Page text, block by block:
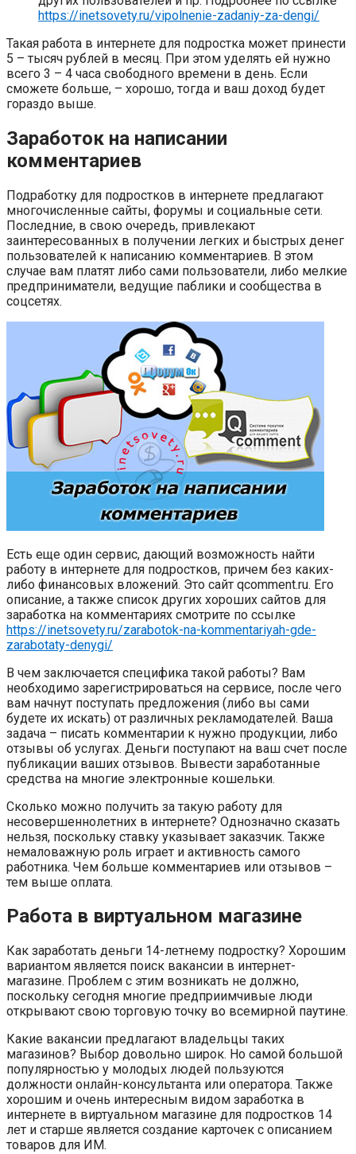
https://inetsovety.ru/vipolnenie-zadaniy-za-dengi/
Такая работа в интернете для подростка может принести
5 – тысяч рублей в месяц. При этом уделять ей нужно
всего 3 – 4 часа свободного времени в день. Если
сможете больше, – хорошо, тогда и ваш доход будет
гораздо выше.
Заработок на написании
комментариев
Подработку для подростков в интернете предлагают
многочисленные сайты, форумы и социальные сети.
Последние, в свою очередь, привлекают
заинтересованных в получении легких и быстрых денег
пользователей к написанию комментариев. В этом
случае вам платят либо сами пользователи, либо мелкие
предприниматели, ведущие паблики и сообщества в
соцсетях.
Есть еще один сервис, дающий возможность найти
работу в интернете для подростков, причем без каких-
либо финансовых вложений. Это сайт qcomment.ru. Его
описание, а также список других хороших сайтов для
заработка на комментариях смотрите по ссылке
https://inetsovety.ru/zarabotok-na-kommentariyah-gde-
zarabotaty-denygi/
В чем заключается специфика такой работы? Вам
необходимо зарегистрироваться на сервисе, после чего
вам начнут поступать предложения (либо вы сами
будете их искать) от различных рекламодателей. Ваша
задача – писать комментарии к нужно продукции, либо
отзывы об услугах. Деньги поступают на ваш счет после
публикации ваших отзывов. Вывести заработанные
средства на многие электронные кошельки.
Сколько можно получить за такую работу для
несовершеннолетних в интернете? Однозначно сказать
нельзя, поскольку ставку указывает заказчик. Также
немаловажную роль играет и активность самого
работника. Чем больше комментариев или отзывов –
тем выше оплата.
Работа в виртуальном магазине
Как заработать деньги 14-летнему подростку? Хорошим
вариантом является поиск вакансии в интернет-
магазине. Проблем с этим возникать не должно,
поскольку сегодня многие предприимчивые люди
открывают свою торговую точку во всемирной паутине.
Какие вакансии предлагают владельцы таких
магазинов? Выбор довольно широк. Но самой большой
популярностью у молодых людей пользуются
должности онлайн-консультанта или оператора. Также
хорошим и очень интересным видом заработка в
интернете в виртуальном магазине для подростков 14
лет и старше является создание карточек с описанием
товаров для ИМ.